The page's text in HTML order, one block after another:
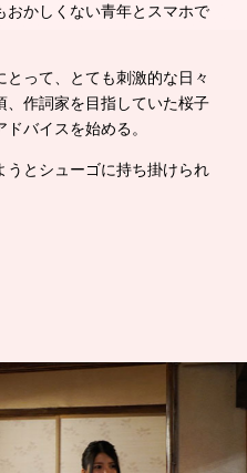
おかしくない青年とスマホで
って、とても刺激的な日々
、作詞家を目指していた桜子
バイスを始める。
うとシューゴに持ち掛けられ